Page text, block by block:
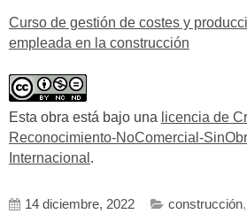
Curso de gestión de costes y
empleada en la construcción
Esta obra está bajo una licencia de
Reconocimiento-NoComercial-
Internacional .
14 diciembre, 2022 construcción,